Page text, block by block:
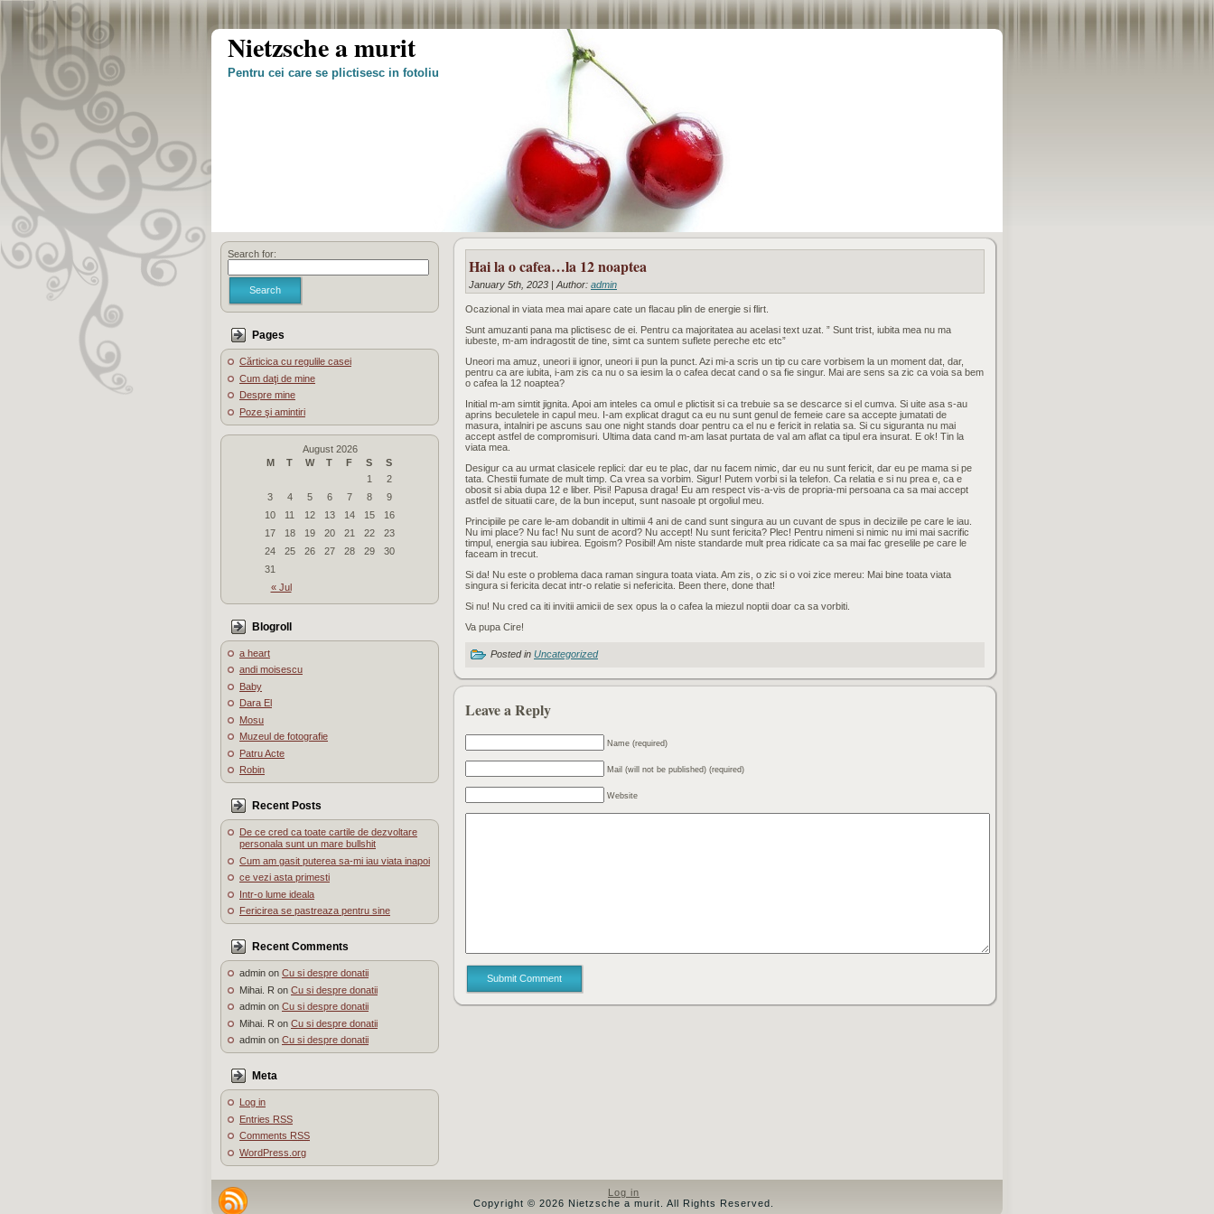
Nietzsche a murit
Pentru cei care se plictisesc in fotoliu
Search for:
Search
Pages
Cărticica cu regulile casei
Cum daţi de mine
Despre mine
Poze şi amintiri
August 2026
M
T W T F S S
« Jul
1
2
3
4 5 6 7 8
9
10
11 12 13 14 15
16
17
18 19 20 21 22
23
24
25 26 27 28 29
30
31
Blogroll
a heart
andi moisescu
Baby
Dara El
Mosu
Muzeul de fotografie
Patru Acte
Robin
Recent Posts
De ce cred ca toate cartile de dezvoltare
personala sunt un mare bullshit
Cum am gasit puterea sa-mi iau viata inapoi
ce vezi asta primesti
Intr-o lume ideala
Fericirea se pastreaza pentru sine
Recent Comments
admin on Cu si despre donatii
Mihai. R on Cu si despre donatii
admin on Cu si despre donatii
Mihai. R on Cu si despre donatii
admin on Cu si despre donatii
Meta
Log in
Entries RSS
Comments RSS
WordPress.org
Hai la o cafea…la 12 noaptea
January 5th, 2023 | Author: admin
Ocazional in viata mea mai apare cate un flacau plin de energie si flirt.
Sunt amuzanti pana ma plictisesc de ei. Pentru ca majoritatea au acelasi text uzat. ” Sunt trist, iubita mea nu ma
iubeste, m-am indragostit de tine, simt ca suntem suflete pereche etc etc”
Uneori ma amuz, uneori ii ignor, uneori ii pun la punct. Azi mi-a scris un tip cu care vorbisem la un moment dat, dar,
pentru ca are iubita, i-am zis ca nu o sa iesim la o cafea decat cand o sa fie singur. Mai are sens sa zic ca voia sa bem
o cafea la 12 noaptea?
Initial m-am simtit jignita. Apoi am inteles ca omul e plictisit si ca trebuie sa se descarce si el cumva. Si uite asa s-au
aprins beculetele in capul meu. I-am explicat dragut ca eu nu sunt genul de femeie care sa accepte jumatati de
masura, intalniri pe ascuns sau one night stands doar pentru ca el nu e fericit in relatia sa. Si cu siguranta nu mai
accept astfel de compromisuri. Ultima data cand m-am lasat purtata de val am aflat ca tipul era insurat. E ok! Tin la
viata mea.
Desigur ca au urmat clasicele replici: dar eu te plac, dar nu facem nimic, dar eu nu sunt fericit, dar eu pe mama si pe
tata. Chestii fumate de mult timp. Ca vrea sa vorbim. Sigur! Putem vorbi si la telefon. Ca relatia e si nu prea e, ca e
obosit si abia dupa 12 e liber. Pisi! Papusa draga! Eu am respect vis-a-vis de propria-mi persoana ca sa mai accept
astfel de situatii care, de la bun inceput, sunt nasoale pt orgoliul meu.
Principiile pe care le-am dobandit in ultimii 4 ani de cand sunt singura au un cuvant de spus in deciziile pe care le iau.
Nu imi place? Nu fac! Nu sunt de acord? Nu accept! Nu sunt fericita? Plec! Pentru nimeni si nimic nu imi mai sacrific
timpul, energia sau iubirea. Egoism? Posibil! Am niste standarde mult prea ridicate ca sa mai fac greselile pe care le
faceam in trecut.
Si da! Nu este o problema daca raman singura toata viata. Am zis, o zic si o voi zice mereu: Mai bine toata viata
singura si fericita decat intr-o relatie si nefericita. Been there, done that!
Si nu! Nu cred ca iti invitii amicii de sex opus la o cafea la miezul noptii doar ca sa vorbiti.
Va pupa Cire!
Posted in Uncategorized
Leave a Reply
Name (required)
Mail (will not be published) (required)
Website
Submit Comment
Log in
Copyright © 2026 Nietzsche a murit. All Rights Reserved.